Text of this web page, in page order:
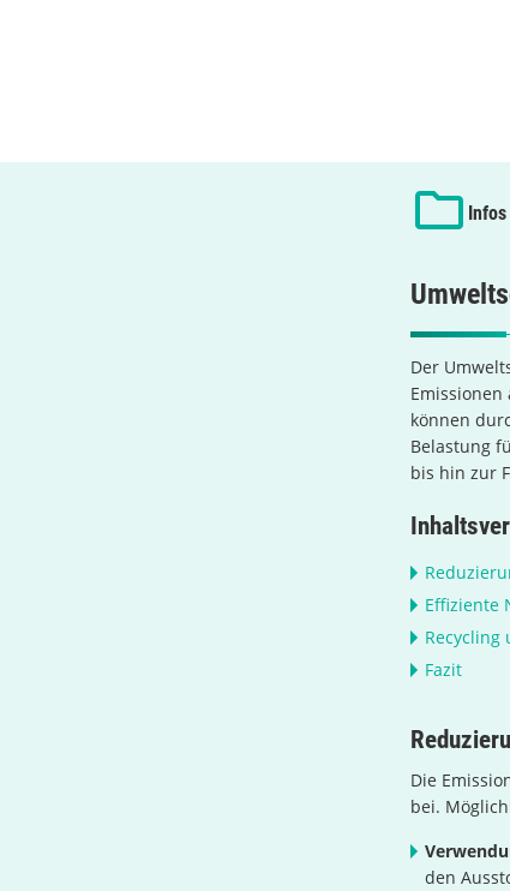
Der
können
Belastung
bis hin zur
Effiziente
Recycling
Fazit
Die
bei.
den